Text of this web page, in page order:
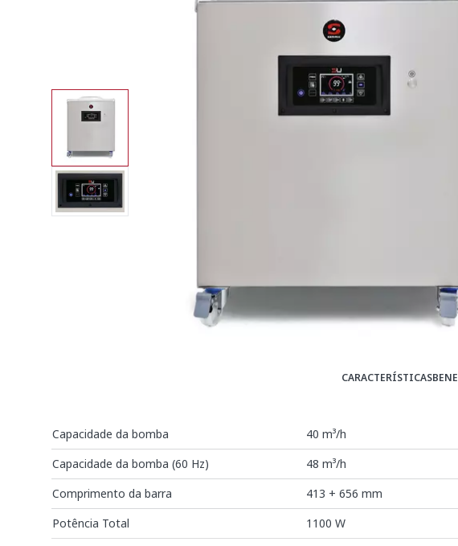
CARACTERÍSTICAS
Capacidade da bomba
40 m³/h
Capacidade da bomba (60 Hz)
48 m³/h
Comprimento da barra
413 + 656 mm
Potência Total
1100 W